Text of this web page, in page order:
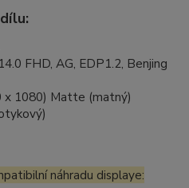
FHD, AG, EDP1.2, Benjing
x 1080) Matte (matný)
náhradu displaye: